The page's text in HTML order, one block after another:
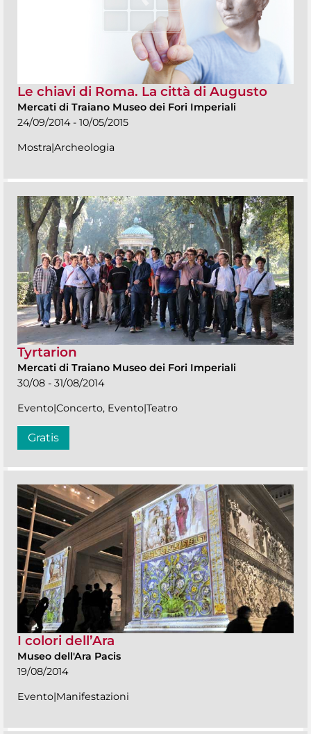
Le chiavi di Roma. La città di Augusto
Mercati di Traiano Museo dei Fori Imperiali
24/09/2014 - 10/05/2015
Mostra|Archeologia
Tyrtarion
Mercati di Traiano Museo dei Fori Imperiali
30/08 - 31/08/2014
Evento|Concerto, Evento|Teatro
Gratis
I colori dell’Ara
Museo dell'Ara Pacis
19/08/2014
Evento|Manifestazioni